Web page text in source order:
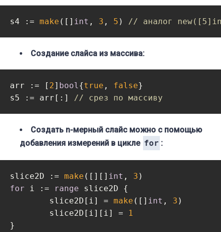
s4 := make ([] int , 3 , 5 ) // аналог
Создание слайса из массива:
arr := [ 2] bool{true , false}
s5 := arr[:] // срез по массиву
Создать n-мерный слайс можно с помощью
добавления измерений в цикле for :
slice2D := make ([][] int , 3
for i := range slice2D {
	slice2D[i] =
make ([] int , 3 )
	slice2D[i][i] =
1
}